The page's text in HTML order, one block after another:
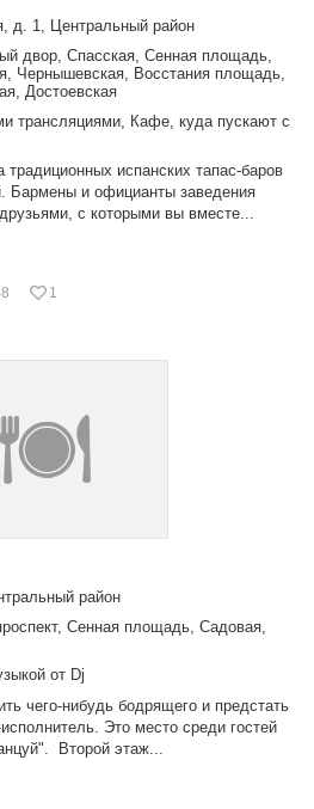
д. 1, Центральный район
двор, Спасская, Сенная площадь,
Чернышевская, Восстания площадь,
Достоевская
трансляциями, Кафе, куда пускают с
испанских тапас-баров
Бармены и официанты заведения
с которыми вы вместе...
1
район
Сенная площадь, Садовая,
от Dj
чего-нибудь бодрящего и предстать
Это место среди гостей
Второй этаж...